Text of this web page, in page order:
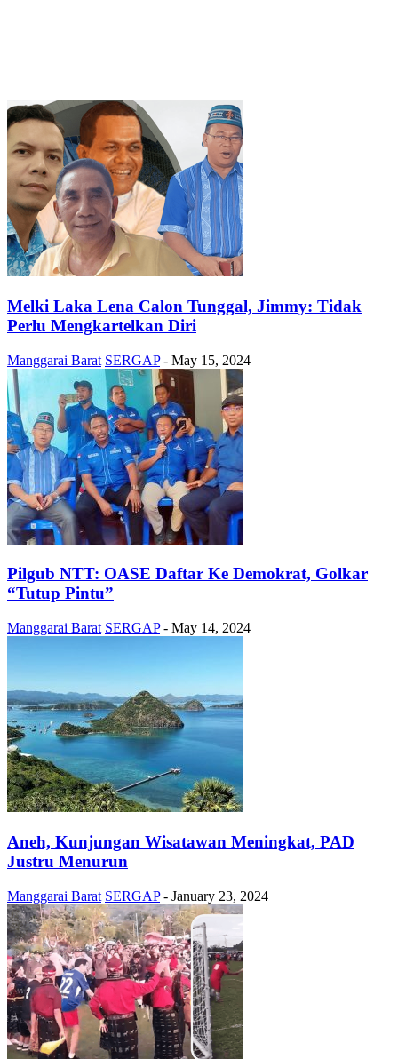
Melki Laka Lena Calon Tunggal, Jimmy: Tidak
Perlu Mengkartelkan Diri
Manggarai Barat SERGAP - May 15, 2024
Pilgub NTT: OASE Daftar Ke Demokrat, Golkar
“Tutup Pintu”
Manggarai Barat SERGAP - May 14, 2024
Aneh, Kunjungan Wisatawan Meningkat, PAD
Justru Menurun
Manggarai Barat SERGAP - January 23, 2024